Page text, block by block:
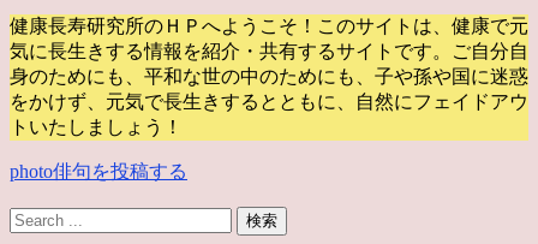
健康長寿研究所のＨＰへようこそ！このサイトは、健康で元
気に長生きする情報を紹介・共有するサイトです。
ご自分自
身のためにも、平和な世の中のためにも、子や孫や国に迷惑
をかけず、元気で長生きするとともに、自然にフェイドアウ
トいたしましょう！
photo俳句を投稿する